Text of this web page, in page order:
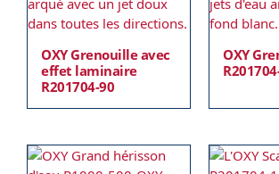
OXY Grenouille avec
effet laminaire
R201704-90
OXY